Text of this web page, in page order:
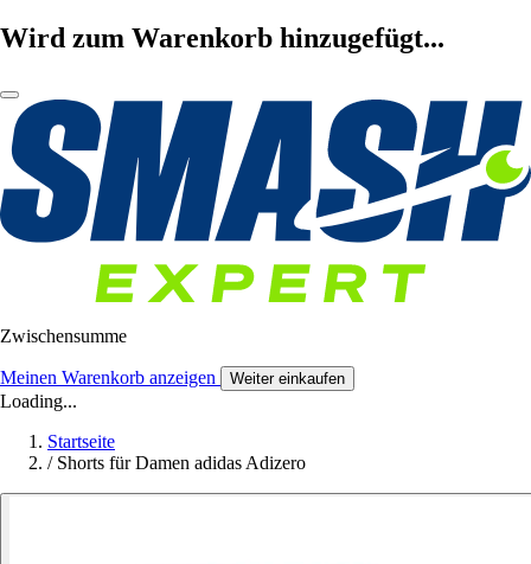
Wird zum Warenkorb hinzugefügt...
Zwischensumme
Meinen Warenkorb anzeigen Weiter einkaufen
Loading...
Startseite
/ Shorts für Damen adidas Adizero